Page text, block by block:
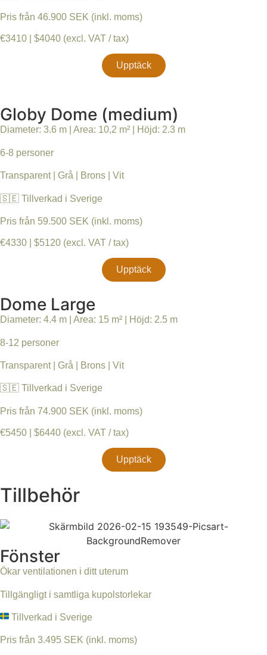
Pris från 46.900 SEK (inkl. moms)
€3410 | $4040 (excl. VAT / tax)
Upptäck
Globy Dome (medium)
Diameter: 3.6 m | Area: 10,2 m² | Höjd: 2.3 m
6-8 personer
Transparent | Grå | Brons | Vit
🇸🇪 Tillverkad i Sverige
Pris från 59.500 SEK (inkl. moms)
€4330 | $5120 (excl. VAT / tax)
Upptäck
Dome Large
Diameter: 4.4 m | Area: 15 m² | Höjd: 2.5 m
8-12 personer
Transparent | Grå | Brons | Vit
🇸🇪 Tillverkad i Sverige
Pris från 74.900 SEK (inkl. moms)
€5450 | $6440 (excl. VAT / tax)
Upptäck
Tillbehör
Fönster
Ökar ventilationen i ditt uterum
Tillgängligt i samtliga kupolstorlekar
Tillverkad i Sverige
Pris från 3.495 SEK (inkl. moms)